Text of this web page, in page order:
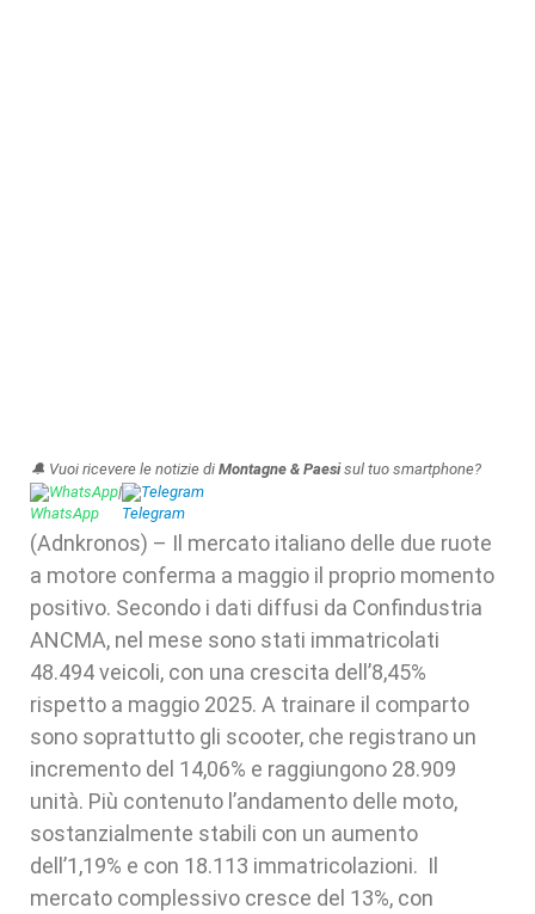
🔔 Vuoi ricevere le notizie di Montagne & Paesisul tuo smartphone?
WhatsApp| Telegram
(Adnkronos) – Il mercato italiano delle due ruote
a motore conferma a maggio il proprio momento
positivo. Secondo i dati diffusi da Confindustria
ANCMA, nel mese sono stati immatricolati
48.494 veicoli, con una crescita dell’8,45%
rispetto a maggio 2025. A trainare il comparto
sono soprattutto gli scooter, che registrano un
incremento del 14,06% e raggiungono 28.909
unità. Più contenuto l’andamento delle moto,
sostanzialmente stabili con un aumento
dell’1,19% e con 18.113 immatricolazioni. Il
mercato complessivo cresce del 13%, con